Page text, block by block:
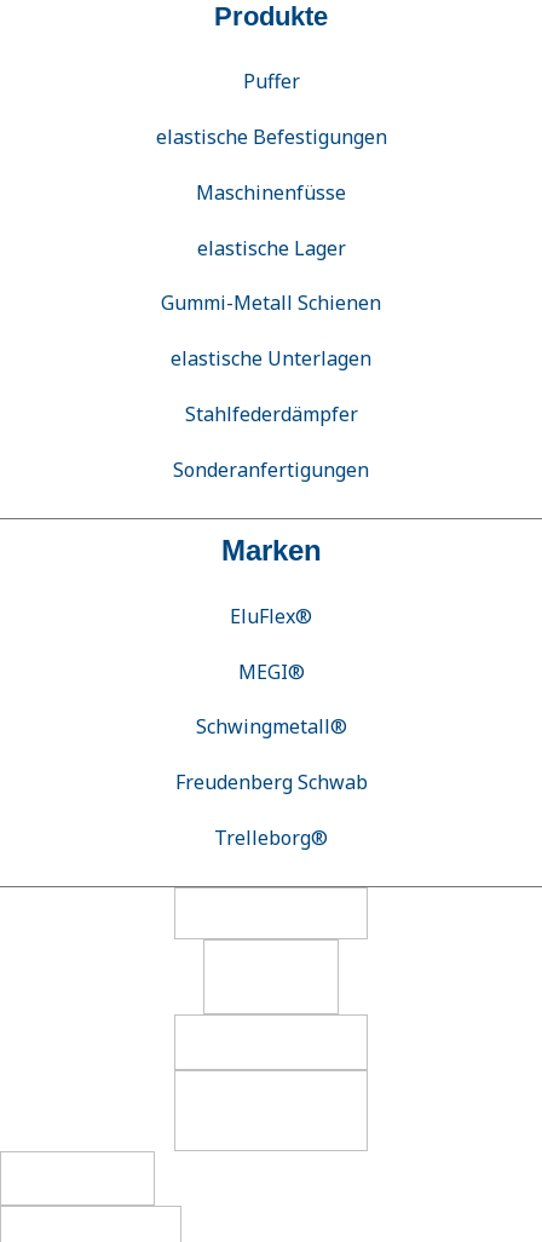
Produkte
Puffer
elastische Befestigungen
Maschinenfüsse
elastische Lager
Gummi-Metall Schienen
elastische Unterlagen
Stahlfederdämpfer
Sonderanfertigungen
Marken
EluFlex®
MEGI®
Schwingmetall®
Freudenberg Schwab
Trelleborg®